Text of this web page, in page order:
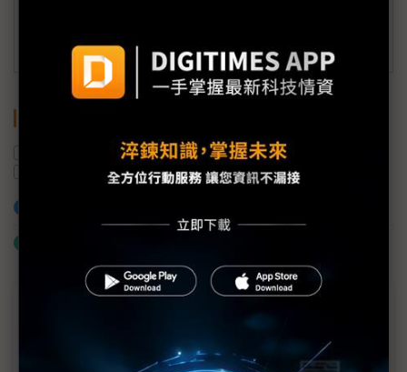
訂閱DIGITIMES 行動版
中國 美國 供應鏈
習近平
MLCC訂單過熱、出貨比創高 村田示警全球AI基